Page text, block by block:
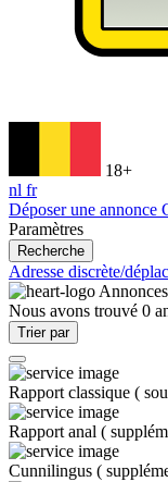
18+
nl fr
Déposer une annonce
Paramètres
Recherche
Adresse discrète/
Nous avons trouvé 0
Trier par
Rapport classique (
Rapport anal (
Cunnilingus (